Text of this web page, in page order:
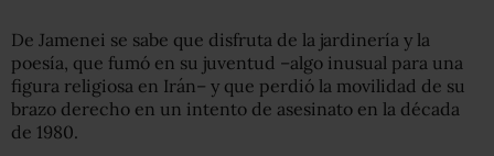
De Jamenei se sabe que disfruta de la jardinería y la
poesía, que fumó en su juventud –algo inusual para una
figura religiosa en Irán– y que perdió la movilidad de su
brazo derecho en un intento de asesinato en la década
de 1980.